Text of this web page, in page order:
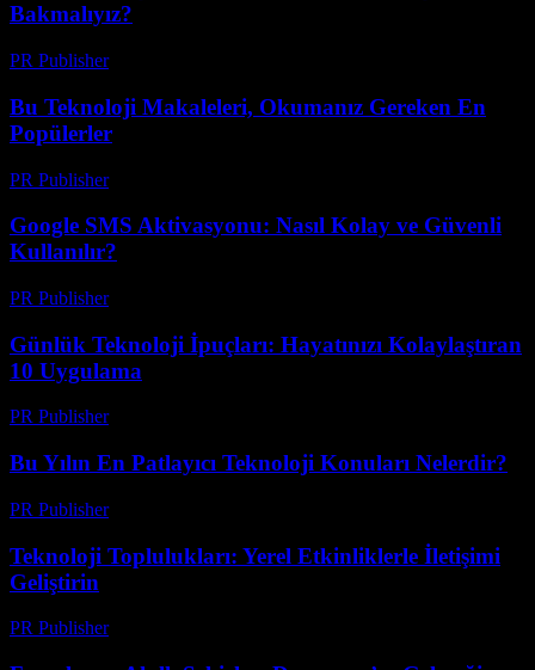
Bakmalıyız?
PR Publisher-
Bu Teknoloji Makaleleri, Okumanız Gereken En
Popülerler
PR Publisher-
Google SMS Aktivasyonu: Nasıl Kolay ve Güvenli
Kullanılır?
PR Publisher-
Günlük Teknoloji İpuçları: Hayatınızı Kolaylaştıran
10 Uygulama
PR Publisher-
Bu Yılın En Patlayıcı Teknoloji Konuları Nelerdir?
PR Publisher-
Teknoloji Toplulukları: Yerel Etkinliklerle İletişimi
Geliştirin
PR Publisher-